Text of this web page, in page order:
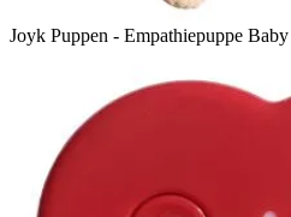
Joyk Puppen - Empathiepuppe